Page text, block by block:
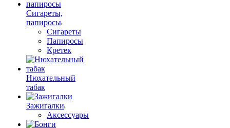
Сигареты,
папиросы
Сигареты
Папиросы
Кретек
Нюхательный
табак
Зажигалки
Аксессуары